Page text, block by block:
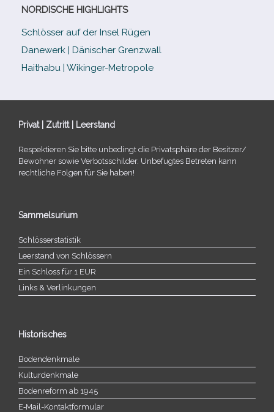
NORDISCHE HIGHLIGHTS
Schlösser auf der Insel Rügen
Danewerk | Dänischer Grenzwall
Haithabu | Wikinger-Metropole
Privat | Zutritt | Leerstand
Respektieren Sie bitte unbe­dingt die Privatsphäre der Besitzer/​
Bewohner sowie Verbotsschilder. Unbefugtes Betreten kann
recht­li­che Folgen für Sie haben!
Sammelsurium
Schlösserstatistik
Leerstand von Schlössern
Ein Schloss für 1 EUR
Links & Verlinkungen
Historisches
Bodendenkmale
Kulturdenkmale
Bodenreform ab 1945
E‑Mail-​​Kontaktformular